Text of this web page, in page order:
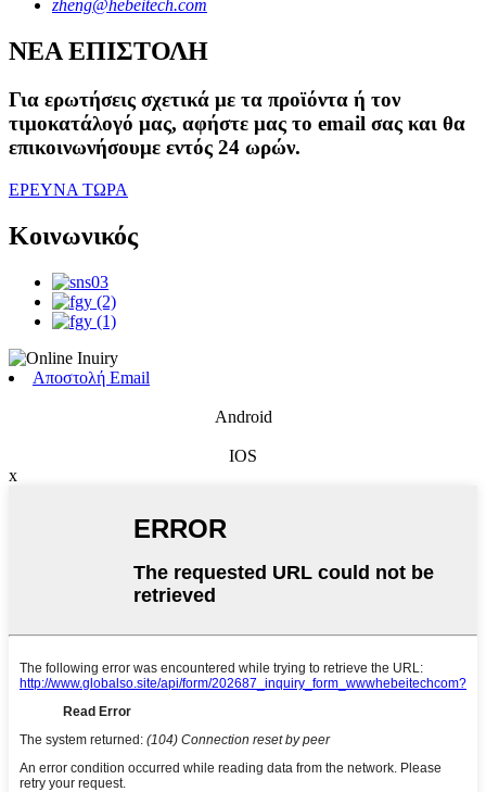
zheng@hebeitech.com
ΝΕΑ ΕΠΙΣΤΟΛΗ
Για ερωτήσεις σχετικά με τα προϊόντα ή τον
τιμοκατάλογό μας, αφήστε μας το email σας και θα
επικοινωνήσουμε εντός 24 ωρών.
ΕΡΕΥΝΑ ΤΩΡΑ
Κοινωνικός
Αποστολή Email
Android
IOS
x